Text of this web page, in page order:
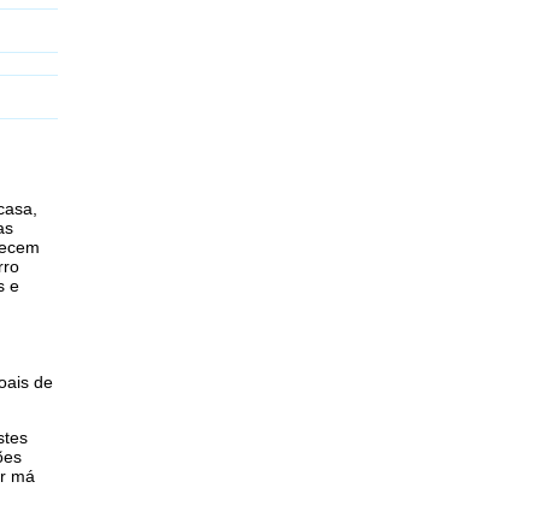
e
de
má